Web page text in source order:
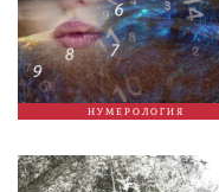
НУМЕРОЛОГИЯ